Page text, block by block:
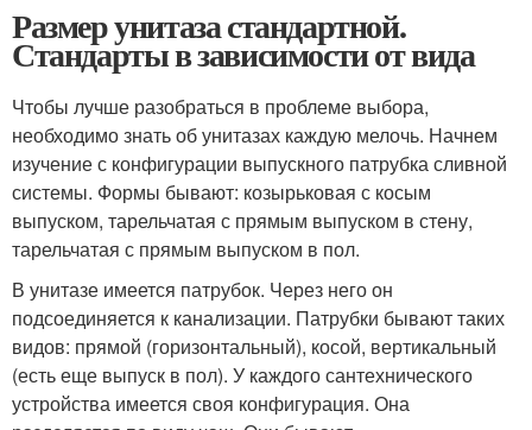
Размер унитаза стандартной.
Стандарты в зависимости от вида
Чтобы лучше разобраться в проблеме выбора,
необходимо знать об унитазах каждую мелочь. Начнем
изучение с конфигурации выпускного патрубка сливной
системы. Формы бывают: козырьковая с косым
выпуском, тарельчатая с прямым выпуском в стену,
тарельчатая с прямым выпуском в пол.
В унитазе имеется патрубок. Через него он
подсоединяется к канализации. Патрубки бывают таких
видов: прямой (горизонтальный), косой, вертикальный
(есть еще выпуск в пол). У каждого сантехнического
устройства имеется своя конфигурация. Она